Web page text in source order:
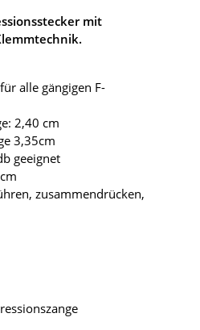
mit
alle gängigen F-
2,40 cm
3,35cm
geeignet
zusammendrücken,